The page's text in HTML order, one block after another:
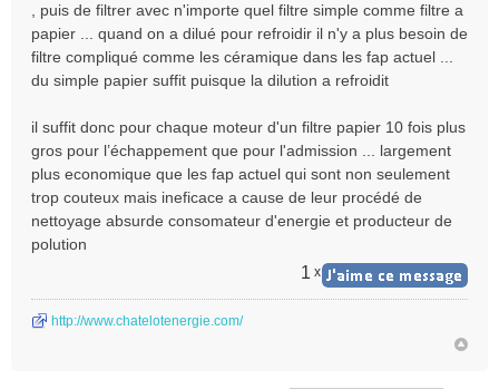
, puis de filtrer avec n'importe quel filtre simple comme filtre a
papier ... quand on a dilué pour refroidir il n'y a plus besoin de
filtre compliqué comme les céramique dans les fap actuel ...
du simple papier suffit puisque la dilution a refroidit
il suffit donc pour chaque moteur d'un filtre papier 10 fois plus
gros pour l’échappement que pour l'admission ... largement
plus economique que les fap actuel qui sont non seulement
trop couteux mais ineficace a cause de leur procédé de
nettoyage absurde consomateur d'energie et producteur de
polution
1 x
http://www.chatelotenergie.com/